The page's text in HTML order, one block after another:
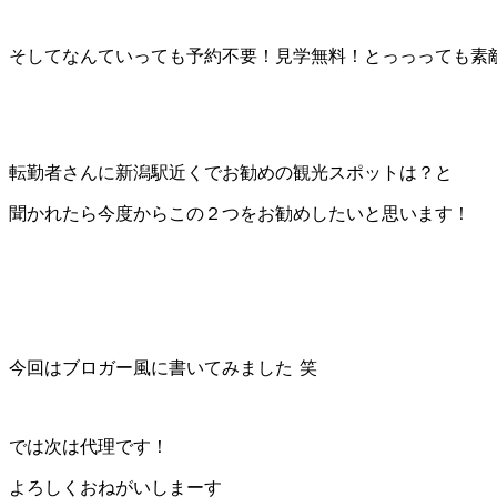
そしてなんていっても予約不要！見学無料！とっっっても素
転勤者さんに新潟駅近くでお勧めの観光スポットは？と
聞かれたら今度からこの２つをお勧めしたいと思います！
今回はブロガー風に書いてみました 笑
では次は代理です！
よろしくおねがいしまーす